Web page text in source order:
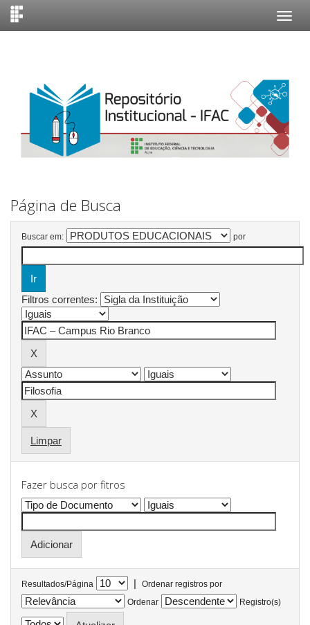
Página de Busca
Buscar em: por
Filtros correntes:
Limpar
Fazer busca por fitros
Resultados/Página |
Ordenar registros por
Ordenar
Registro(s)